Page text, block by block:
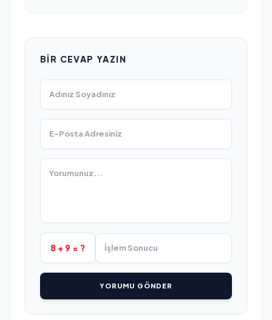
BIR CEVAP YAZIN
8 + 9 = ?
YORUMU GÖNDER